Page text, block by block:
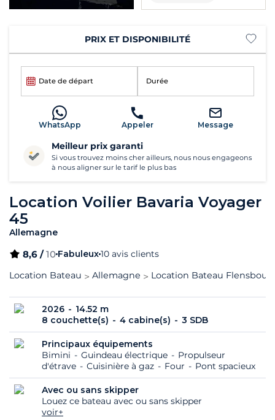
Location Voilier Bavaria Voyager
45
Allemagne
8,6 /10 Fabuleux10 avis clients
Location Bateau
Allemagne Location Bateau
2026
14.52 m
8 couchette(s)
4 cabine(s) 3 SDB
Principaux équipements
Bimini
Guindeau électrique
Propulseur
d'étrave
Cuisinière à gaz Four Pont spacieux
Avec ou sans skipper
Louez ce bateau avec ou sans skipper
voir+
PRIX ET DISPONIBILITÉ
Date de départ Durée
WhatsApp Appeler Message
Meilleur prix garanti
Si vous trouvez moins cher ailleurs, nous nous engageons
à nous aligner sur le tarif le plus bas